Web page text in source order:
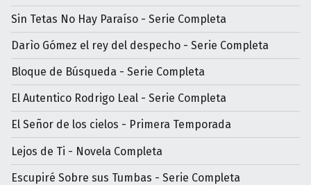
Sin Tetas No Hay Paraíso - Serie Completa
Darìo Gómez el rey del despecho - Serie Completa
Bloque de Búsqueda - Serie Completa
El Autentico Rodrigo Leal - Serie Completa
El Señor de los cielos - Primera Temporada
Lejos de Ti - Novela Completa
Escupiré Sobre sus Tumbas - Serie Completa